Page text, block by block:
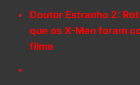
Doutor Estranho 2:
que os X-Men foram
filme